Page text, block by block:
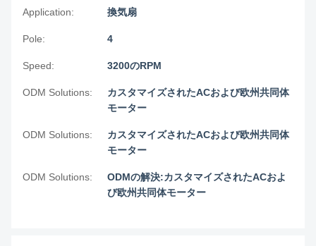
Application: 換気扇
Pole: 4
Speed: 3200のRPM
ODM Solutions:
カスタマイズされたACおよび欧州共同体
モーター
ODM Solutions:
カスタマイズされたACおよび欧州共同体
モーター
ODM Solutions:
ODMの解決:カスタマイズされたACおよ
び欧州共同体モーター